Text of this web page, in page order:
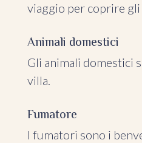
viaggio per coprire
Animali domestici
Gli animali domestici
villa.
Fumatore
I fumatori sono i